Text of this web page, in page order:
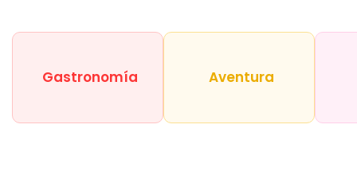
Gastronomía Aventura